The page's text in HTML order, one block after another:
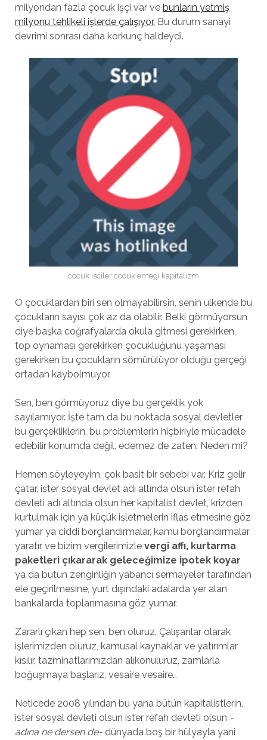
milyondan fazla çocuk işçi var ve bunların yetmiş
milyonu tehlikeli işlerde çalışıyor. Bu durum sanayi
devrimi sonrası daha korkunç haldeydi.
cocuk isciler cocuk emegi kapitalizm
O çocuklardan biri sen olmayabilirsin, senin ülkende bu
çocukların sayısı çok az da olabilir. Belki görmüyorsun
diye başka coğrafyalarda okula gitmesi gerekirken,
top oynaması gerekirken çocukluğunu yaşaması
gerekirken bu çocukların sömürülüyor olduğu gerçeği
ortadan kaybolmuyor.
Sen, ben görmüyoruz diye bu gerçeklik yok
sayılamıyor. İşte tam da bu noktada sosyal devletler
bu gerçekliklerin, bu problemlerin hiçbiriyle mücadele
edebilir konumda değil, edemez de zaten. Neden mi?
Hemen söyleyeyim, çok basit bir sebebi var. Kriz gelir
çatar, ister sosyal devlet adı altında olsun ister refah
devleti adı altında olsun her kapitalist devlet, krizden
kurtulmak için ya küçük işletmelerin iflas etmesine göz
yumar ya ciddi borçlandırmalar, kamu borçlandırmalar
yaratır ve bizim vergilerimizle vergi affı, kurtarma
paketleri çıkararak geleceğimize ipotek koyar
ya da bütün zenginliğin yabancı sermayeler tarafından
ele geçirilmesine, yurt dışındaki adalarda yer alan
bankalarda toplanmasına göz yumar.
Zararlı çıkan hep sen, ben oluruz. Çalışanlar olarak
işlerimizden oluruz, kamusal kaynaklar ve yatırımlar
kısılır, tazminatlarımızdan alıkonuluruz, zamlarla
boğuşmaya başlarız, vesaire vesaire…
Neticede 2008 yılından bu yana bütün kapitalistlerin,
ister sosyal devleti olsun ister refah devleti olsun -
adına ne dersen de-dünyada boş bir hülyayla yani